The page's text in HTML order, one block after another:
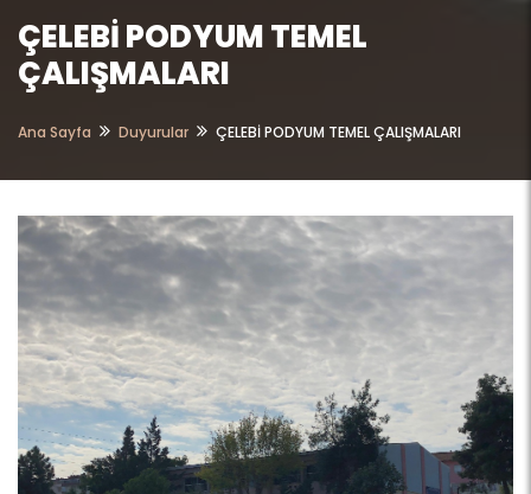
ÇELEBİ PODYUM TEMEL
ÇALIŞMALARI
Ana Sayfa Duyurular ÇELEBİ PODYUM TEMEL ÇALIŞMALARI